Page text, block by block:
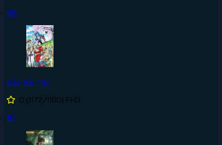
#6
Đảo Hải Tặc
0 (1172/1190) FHD
#7